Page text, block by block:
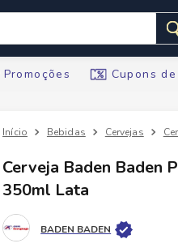
Promoções Cupons
Bebidas Cervejas
Cerveja Baden Baden
350ml Lata
BADEN BADEN